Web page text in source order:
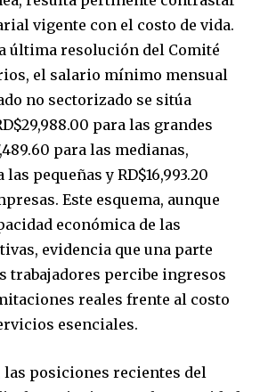
vigente con el costo de vida.
última resolución del Comité
el salario mínimo mensual
no sectorizado se sitúa
para las grandes
para las medianas,
las pequeñas y RD$16,993.20
Este esquema, aunque
económica de las
evidencia que una parte
trabajadores percibe ingresos
reales frente al costo
esenciales.
las posiciones recientes del